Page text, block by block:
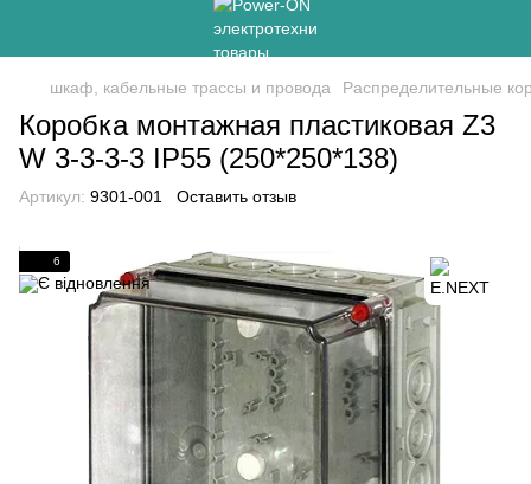
шкаф, кабельные трассы и провода Распределительные
Коробка монтажная пластиковая Z3
W 3-3-3-3 IP55 (250*250*138)
Артикул: 9301-001 Оставить отзыв
6